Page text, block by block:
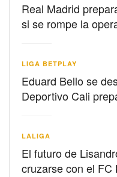
Real Madrid
si se rompe la
LIGA BETPLAY
Eduard Bello se
Deportivo Cali
LALIGA
El futuro de
cruzarse con el FC